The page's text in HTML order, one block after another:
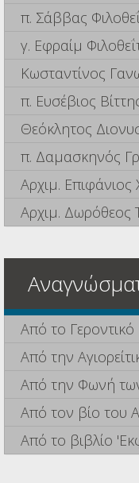
π. Σάββας
γ. Εφραίμ
Κωσταντίνος
π. Ευσέβιος
Θεόκλητος
π. Δαμασκηνός
Αρχιμ. Επιφάνιος
Αρχιμ. Δωρόθεος
Από το Γεροντικό
Από την
Από την Φωνή
Από τον βίο του
Από το βιβλίο